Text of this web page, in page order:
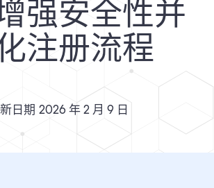
强安全性并
注册流程
日期 2026 年 2 月 9 日